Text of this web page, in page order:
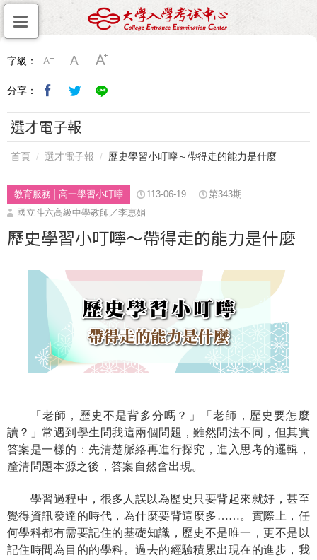
字級：
分享：
選才電子報
首頁 選才電子報 歷史學習小叮嚀～帶得走的能力是什麼
教育服務 高一學習小叮嚀 113-06-19
第343期
國立斗六高級中學教師／李惠娟
歷史學習小叮嚀～帶得走的能力是什麼
「老師，歷史不是背多分嗎？」「老師，歷史要怎麼
讀？」常遇到學生問我這兩個問題，雖然問法不同，但其實
答案是一樣的：先清楚脈絡再進行探究，進入思考的邏輯，
釐清問題本源之後，答案自然會出現。
學習過程中，很多人誤以為歷史只要背起來就好，甚至
覺得資訊發達的時代，為什麼要背這麼多……。實際上，任
何學科都有需要記住的基礎知識，歷史不是唯一，更不是以
記住時間為目的的學科。過去的經驗積累出現在的進步，我